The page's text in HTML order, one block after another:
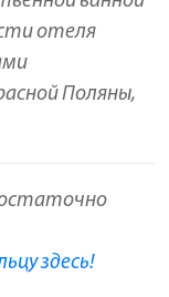
отеля
Поляны,
здесь!